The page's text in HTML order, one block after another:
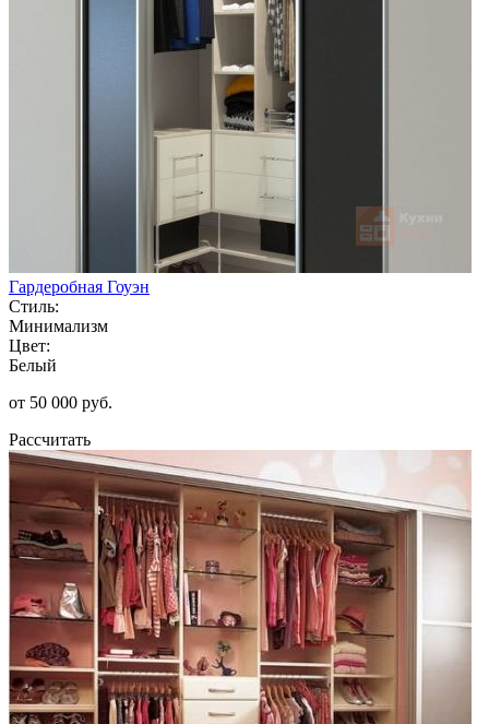
Гардеробная Гоуэн
Стиль:
Минимализм
Цвет:
Белый
от 50 000 руб.
Рассчитать